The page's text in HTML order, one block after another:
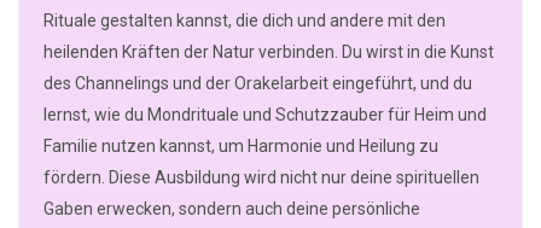
Rituale gestalten kannst, die dich und andere mit den
heilenden Kräften der Natur verbinden. Du wirst in die Kunst
des Channelings und der Orakelarbeit eingeführt, und du
lernst, wie du Mondrituale und Schutzzauber für Heim und
Familie nutzen kannst, um Harmonie und Heilung zu
fördern. Diese Ausbildung wird nicht nur deine spirituellen
Gaben erwecken, sondern auch deine persönliche